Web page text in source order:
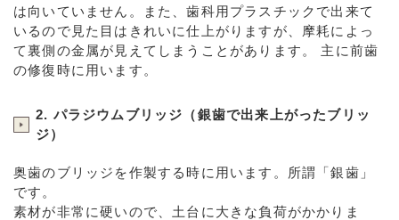
は向いていません。また、歯科用プラスチックで出来て
いるので見た目はきれいに仕上がりますが、摩耗によっ
て裏側の金属が見えてしまうことがあります。 主に前歯
の修復時に用います。
2. パラジウムブリッジ（銀歯で出来上がったブリッ
ジ）
奥歯のブリッジを作製する時に用います。所謂「銀歯」
です。
素材が非常に硬いので、土台に大きな負荷がかかりま